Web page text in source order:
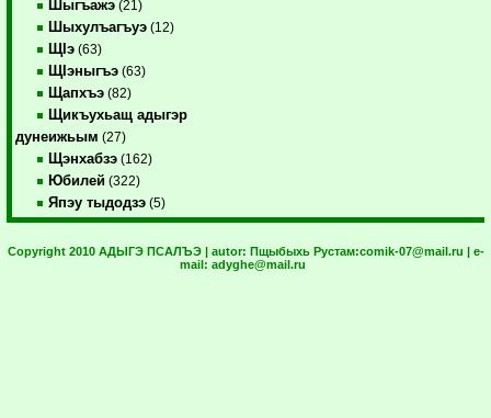
Шыгъажэ (21)
Шыхулъагъуэ (12)
ЩIэ (63)
ЩIэныгъэ (63)
Щапхъэ (82)
Щикъухьащ адыгэр
дунеижьым (27)
Щэнхабзэ (162)
Юбилей (322)
Япэу тыдодзэ (5)
Copyright 2010 АДЫГЭ ПСАЛЪЭ | autor: Пщыбыхь Рустам:comik-07@mail.ru | e-
mail: adyghe@mail.ru